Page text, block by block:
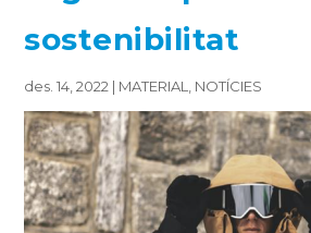
sostenibilitat
des. 14, 2022 | MATERIAL NOTÍCIES